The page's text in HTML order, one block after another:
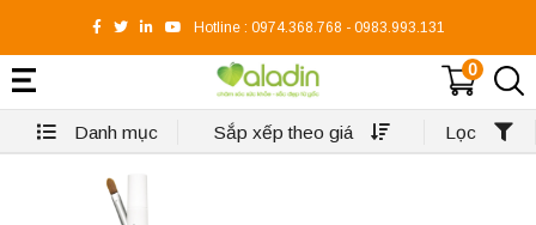
Hotline : 0974.368.768 - 0983.993.131
0
Danh mục Sắp xếp theo giá Lọc